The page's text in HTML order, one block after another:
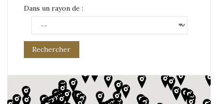
Dans un rayon de :